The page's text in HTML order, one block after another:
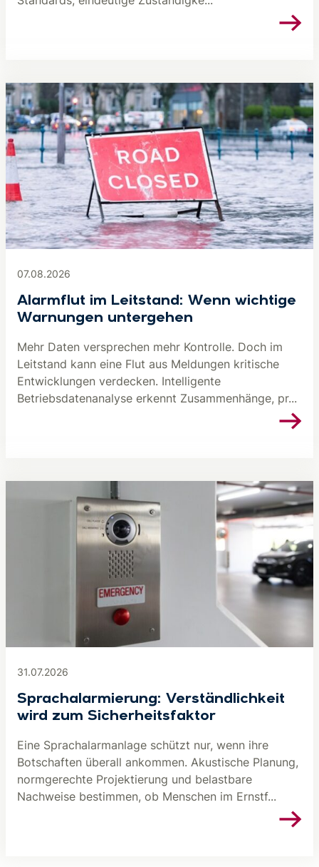
07.08.2026
Alarmflut im Leitstand: Wenn wichtige
Warnungen untergehen
Mehr Daten versprechen mehr Kontrolle. Doch im
Leitstand kann eine Flut aus Meldungen kritische
Entwicklungen verdecken. Intelligente
Betriebsdatenanalyse erkennt Zusammenhänge, pr...
31.07.2026
Sprachalarmierung: Verständlichkeit
wird zum Sicherheitsfaktor
Eine Sprachalarmanlage schützt nur, wenn ihre
Botschaften überall ankommen. Akustische Planung,
normgerechte Projektierung und belastbare
Nachweise bestimmen, ob Menschen im Ernstf...